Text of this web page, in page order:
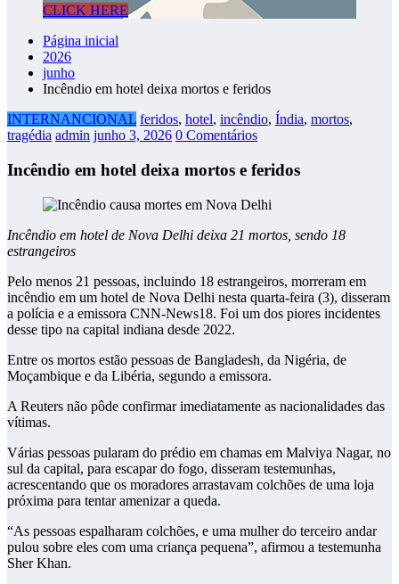
CLICK HERE
Página inicial
2026
junho
Incêndio em hotel deixa mortos e feridos
INTERNANCIONAL feridos, hotel, incêndio, Índia, mortos,
tragédia admin junho 3, 2026 0 Comentários
Incêndio em hotel deixa mortos e feridos
Incêndio em hotel de Nova Delhi deixa 21 mortos, sendo 18
estrangeiros
Pelo menos 21 pessoas, incluindo 18 estrangeiros, morreram em
incêndio em um hotel de Nova Delhi nesta quarta-feira (3), disseram
a polícia e a emissora CNN-News18. Foi um dos piores incidentes
desse tipo na capital indiana desde 2022.
Entre os mortos estão pessoas de Bangladesh, da Nigéria, de
Moçambique e da Libéria, segundo a emissora.
A Reuters não pôde confirmar imediatamente as nacionalidades das
vítimas.
Várias pessoas pularam do prédio em chamas em Malviya Nagar, no
sul da capital, para escapar do fogo, disseram testemunhas,
acrescentando que os moradores arrastavam colchões de uma loja
próxima para tentar amenizar a queda.
“As pessoas espalharam colchões, e uma mulher do terceiro andar
pulou sobre eles com uma criança pequena”, afirmou a testemunha
Sher Khan.